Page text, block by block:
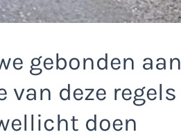
gebonden aan
deze regels
doen